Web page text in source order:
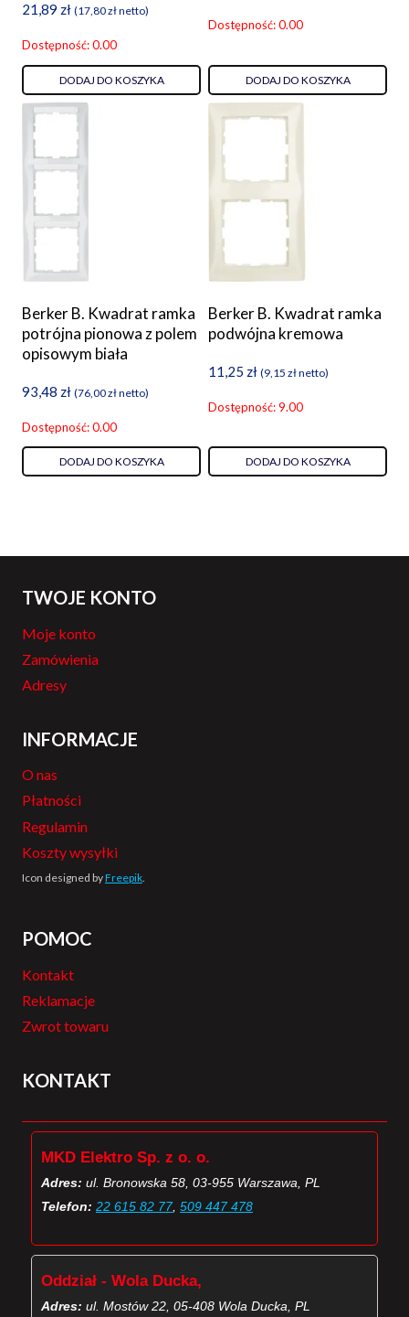
21,89 zł (17,80złnetto)
Dostępność: 0.00
DODAJ DO KOSZYKA
Dostępność: 0.00
DODAJ DO KOSZYKA
Berker B. Kwadrat ramka
potrójna pionowa z polem
opisowym biała
93,48 zł (76,00złnetto)
Dostępność: 0.00
DODAJ DO KOSZYKA
Berker B. Kwadrat ramka
podwójna kremowa
11,25 zł (9,15 złnetto)
Dostępność: 9.00
DODAJ DO KOSZYKA
TWOJE KONTO
Moje konto
Zamówienia
Adresy
INFORMACJE
O nas
Płatności
Regulamin
Koszty wysyłki
Icon designed byFreepik.
POMOC
Kontakt
Reklamacje
Zwrot towaru
KONTAKT
MKD Elektro Sp. z o. o.
Adres: ul. Bronowska 58, 03-955 Warszawa, PL
Telefon: 22 615 82 77, 509 447 478
Oddział - Wola Ducka,
Adres: ul. Mostów 22, 05-408 Wola Ducka, PL